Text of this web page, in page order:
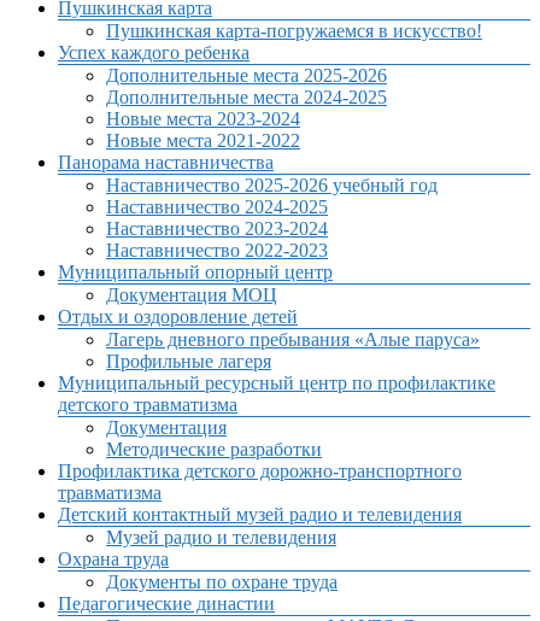
Пушкинская карта
Пушкинская карта-погружаемся в искусство!
Успех каждого ребенка
Дополнительные места 2025-2026
Дополнительные места 2024-2025
Новые места 2023-2024
Новые места 2021-2022
Панорама наставничества
Наставничество 2025-2026 учебный год
Наставничество 2024-2025
Наставничество 2023-2024
Наставничество 2022-2023
Муниципальный опорный центр
Документация МОЦ
Отдых и оздоровление детей
Лагерь дневного пребывания «Алые паруса»
Профильные лагеря
Муниципальный ресурсный центр по профилактике
детского травматизма
Документация
Методические разработки
Профилактика детского дорожно-транспортного
травматизма
Детский контактный музей радио и телевидения
Музей радио и телевидения
Охрана труда
Документы по охране труда
Педагогические династии